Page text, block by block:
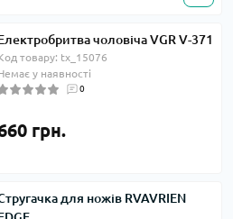
чоловіча VGR V-371
товару: tx_15076
у наявності
0
грн.
для ножів RVAVRIEN